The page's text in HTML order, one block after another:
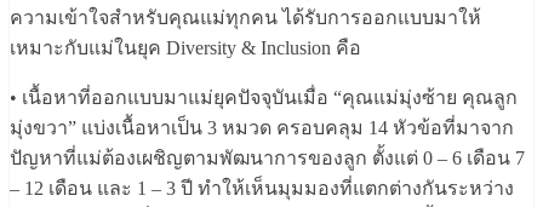
ความเข้าใจสำหรับคุณแม่ทุกคน ได้รับการออกแบบมาให้
เหมาะกับแม่ในยุค Diversity & Inclusion คือ
• เนื้อหาที่ออกแบบมาแม่ยุคปัจจุบันเมื่อ “คุณแม่มุ่งซ้าย คุณลูก
มุ่งขวา” แบ่งเนื้อหาเป็น 3 หมวด ครอบคลุม 14 หัวข้อที่มาจาก
ปัญหาที่แม่ต้องเผชิญตามพัฒนาการของลูก ตั้งแต่ 0 – 6 เดือน 7
– 12 เดือน และ 1 – 3 ปี ทำให้เห็นมุมมองที่แตกต่างกันระหว่าง